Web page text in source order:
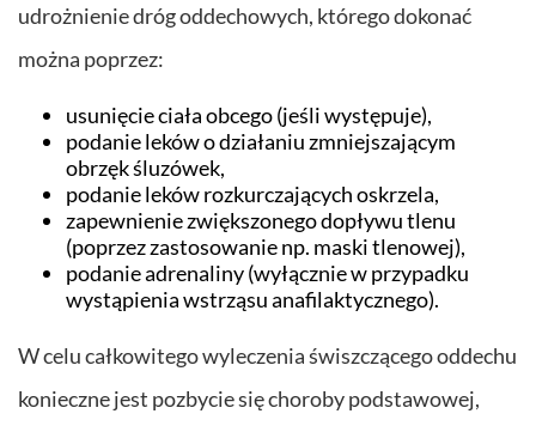
udrożnienie dróg oddechowych, którego dokonać
można poprzez:
usunięcie ciała obcego (jeśli występuje),
podanie leków o działaniu zmniejszającym
obrzęk śluzówek,
podanie leków rozkurczających oskrzela,
zapewnienie zwiększonego dopływu tlenu
(poprzez zastosowanie np. maski tlenowej),
podanie adrenaliny (wyłącznie w przypadku
wystąpienia wstrząsu anafilaktycznego).
W celu całkowitego wyleczenia świszczącego oddechu
konieczne jest pozbycie się choroby podstawowej,